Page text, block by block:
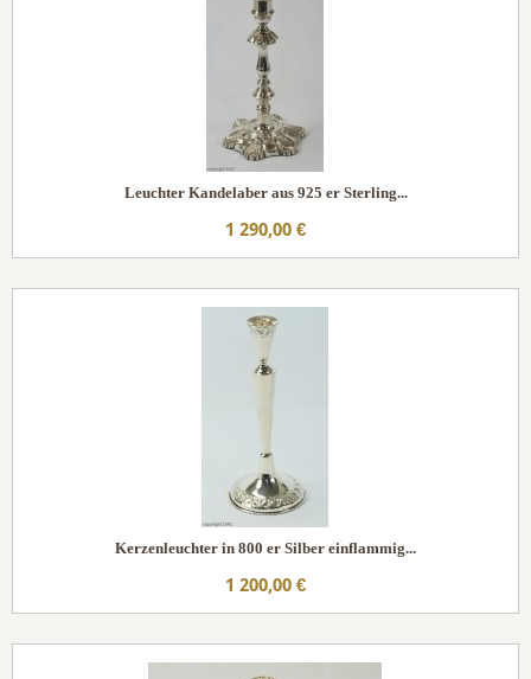
Leuchter Kandelaber aus 925 er Sterling...
1 290,00 €
Kerzenleuchter in 800 er Silber einflammig...
1 200,00 €